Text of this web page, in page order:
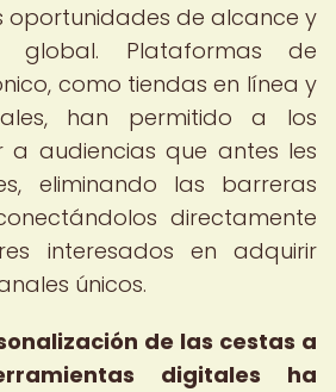
oportunidades de alcance y
Plataformas de
como tiendas en línea y
han permitido a los
a audiencias que antes les
eliminando las barreras
directamente
interesados en adquirir
únicos.
de las cestas a
digitales ha